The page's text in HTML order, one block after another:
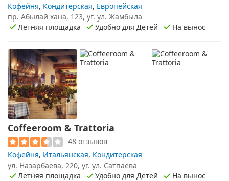
Кофейня, Кондитерская, Европейская
пр. Абылай хана, 123, уг. ул. Жамбыла
Летняя площадка
Удобно для Детей На вынос
Coffeeroom & Trattoria
48 отзывов
Кофейня, Итальянская, Кондитерская
ул. Назарбаева, 220, уг. ул. Сатпаева
Летняя площадка
Удобно для Детей На вынос